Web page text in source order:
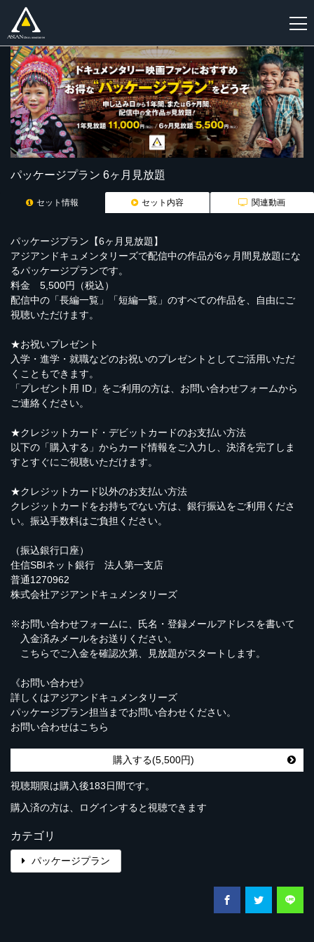
パッケージプラン 6ヶ月見放題
セット情報 セット内容 関連動画
パッケージプラン【6ヶ月見放題】
アジアンドキュメンタリーズで配信中の作品が6ヶ月間見放題にな
るパッケージプランです。
料金 5,500円（税込）
配信中の「長編一覧」「短編一覧」のすべての作品を、自由にご
視聴いただけます。
★お祝いプレゼント
入学・進学・就職などのお祝いのプレゼントとしてご活用いただ
くこともできます。
「プレゼント用 ID」をご利用の方は、 お問い合わせフォームから
ご連絡ください。
★クレジットカード・デビットカードのお支払い方法
以下の「購入する」からカード情報をご入力し、決済を完了しま
すとすぐにご視聴いただけます。
★クレジットカード以外のお支払い方法
クレジットカードをお持ちでない方は、銀行振込をご利用くださ
い。振込手数料はご負担ください。
（振込銀行口座）
住信SBIネット銀行 法人第一支店
普通1270962
株式会社アジアンドキュメンタリーズ
※お問い合わせフォームに、氏名・登録メールアドレスを書いて
入金済みメールをお送りください。
こちらでご入金を確認次第、見放題がスタートします。
《お問い合わせ》
詳しくはアジアンドキュメンタリーズ
パッケージプラン担当までお問い合わせください。
お問い合わせはこちら
購入する(5,500円)
視聴期限は購入後183日間です。
購入済の方は、ログインすると視聴できます
カテゴリ
パッケージプラン